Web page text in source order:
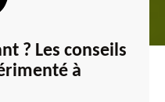
? Les conseils
à